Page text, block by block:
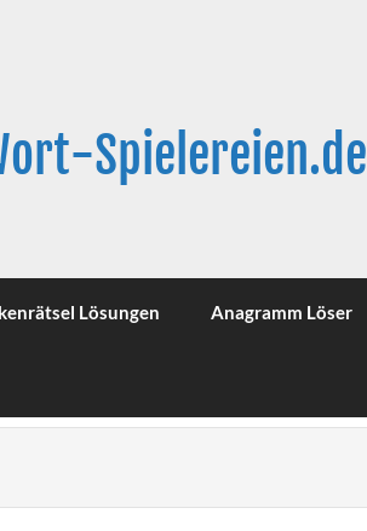
Spielereien.de
Lösungen Anagramm Löser